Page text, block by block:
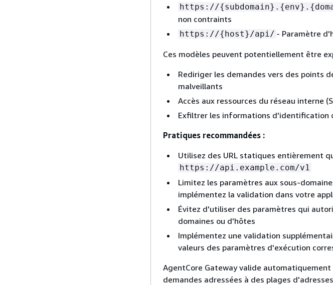
https://{subdomain}. {env}. {
non contraints
https://{host}/api/ - Paramètre
Ces modèles peuvent potentiellement être
Rediriger les demandes vers des points
malveillants
Accès aux ressources du réseau interne
Exfiltrer les informations d'identification
Pratiques recommandées :
Utilisez des URL statiques entièrement
https://api.example.com/v1
Limitez les paramètres aux sous-
implémentez la validation dans votre
Évitez d'utiliser des paramètres qui
domaines ou d'hôtes
Implémentez une validation
valeurs des paramètres d'exécution
AgentCore Gateway valide
demandes adressées à des plages